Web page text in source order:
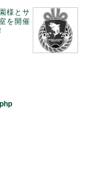
様とサ
を開催